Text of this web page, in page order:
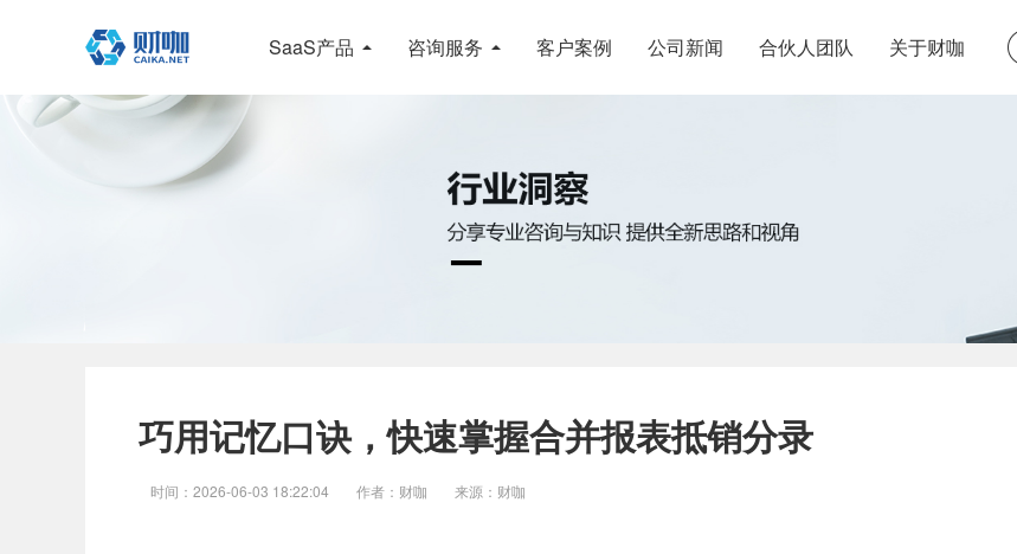
SaaS产品 咨询服务 客户案例 公司新闻 合伙人团队 关于财咖
巧用记忆口诀，快速掌握合并报表抵销分录
时间：2026-06-03 18:22:04 作者：财咖 来源：财咖